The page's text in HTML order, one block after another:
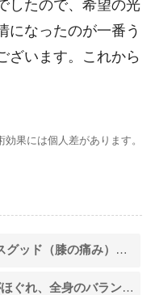
したので、希望の光
になったのが一番う
ざいます。これから
効果には個人差があります。
回の施術でほぼ痛みが取れました。
ランスや可動域が変わりました。